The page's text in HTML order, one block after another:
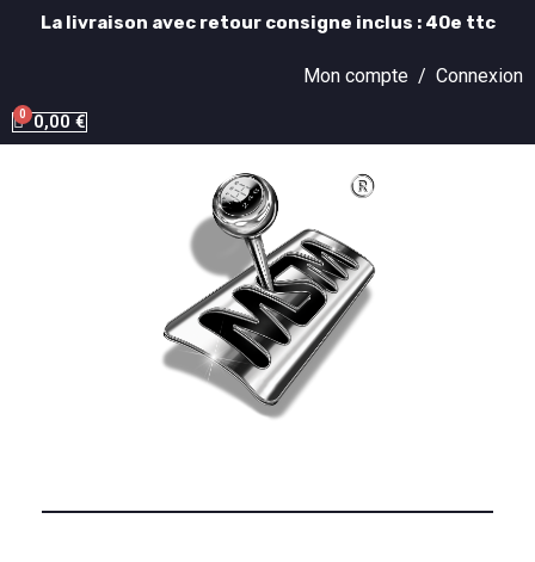
La livraison avec retour consigne inclus : 40e ttc
Mon compte / Connexion
0,00 €